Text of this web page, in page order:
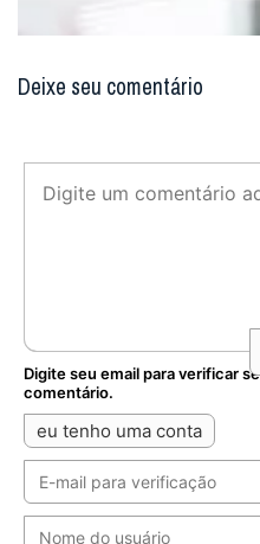
Deixe seu comentário
Digite seu email para verificar
comentário.
eu tenho uma conta